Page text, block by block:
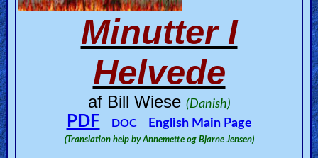
MP3
Movies
Minutter I
Helvede
af Bill Wiese (Danish)
PDF DOC English Main Page
(Translation help by Annemette og Bjarne Jensen)